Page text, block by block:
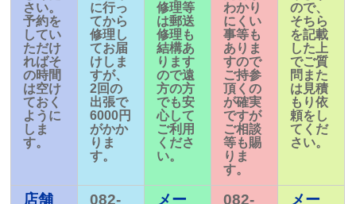
さい。
予約を
してい
ただけ
ればそ
の時間
は空け
ておく
ように
しま
す。
に行っ
てから
修理し
てお届
けしま
すが、
2回の
出張で
6000円
がかか
りま
す。
修理等
は郵送
修理も
結構あ
ります
ので遠
方の方
でも安
心して
ご利用
くださ
い。
わかり
にくい
事等も
ありま
すので
ご持参
頂くの
が確実
ですが
ご相談
等も賜
りま
す。
ので、
そちら
を記載
した上
でご質
問また
は見積
もり依
頼をし
てくだ
さい。
店舗
082-
メー
082-
メー